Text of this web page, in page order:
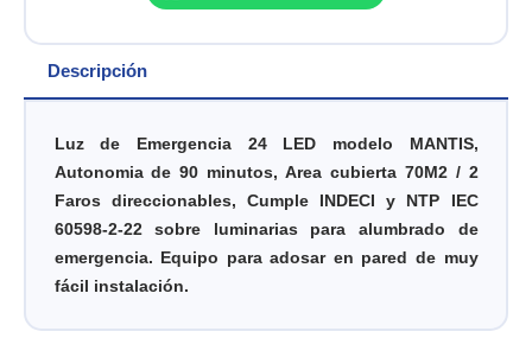
Descripción
Luz de Emergencia 24 LED modelo MANTIS,
Autonomia de 90 minutos, Area cubierta 70M2 / 2
Faros direccionables, Cumple INDECI y NTP IEC
60598-2-22 sobre luminarias para alumbrado de
emergencia. Equipo para adosar en pared de muy
fácil instalación.